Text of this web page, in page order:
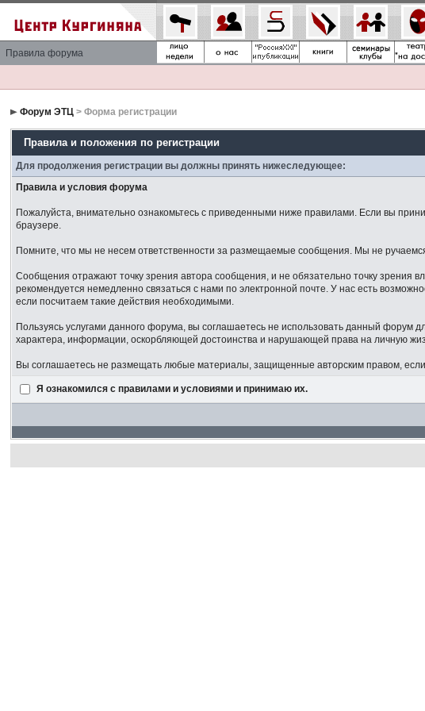
Правила форума
Форум ЭТЦ > Форма регистрации
Правила и положения по регистрации
Для продолжения регистрации вы должны принять нижеследующее:
Правила и условия форума
Пожалуйста, внимательно ознакомьтесь с приведенными ниже правилами. Если вы
браузере.
Помните, что мы не несем ответственности за размещаемые сообщения. Мы не
Сообщения отражают точку зрения автора сообщения, и не обязательно точку
рекомендуется немедленно связаться с нами по электронной почте. У нас есть
если посчитаем такие действия необходимыми.
Пользуясь услугами данного форума, вы соглашаетесь не использовать данный
характера, информации, оскорбляющей достоинства и нарушающей права на личную
Вы соглашаетесь не размещать любые материалы, защищенные авторским правом,
Я ознакомился с правилами и условиями и принимаю их.